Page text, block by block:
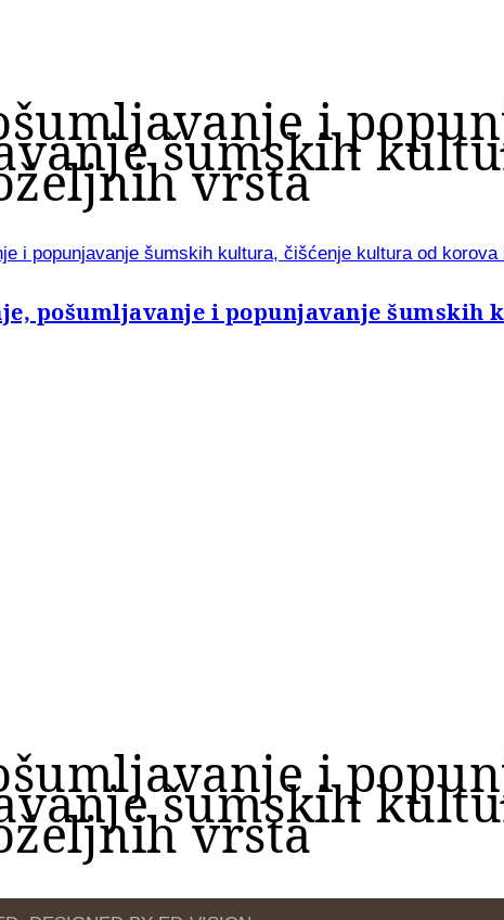
i
šumskih
vrsta
i popunjavanje šumskih kultura, čišćenje kultura od
pošumljavanje i popunjavanje šumskih
i
šumskih
vrsta